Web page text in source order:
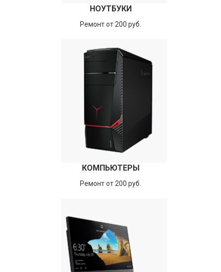
НОУТБУКИ
Ремонт от 200 руб.
КОМПЬЮТЕРЫ
Ремонт от 200 руб.